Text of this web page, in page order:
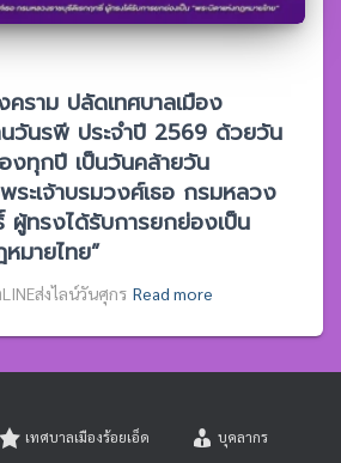
ราม ปลัดเทศบาลเมือง
วันรพี ประจำปี 2569 ด้วยวัน
ทุกปี เป็นวันคล้ายวัน
ะเจ้าบรมวงศ์เธอ กรมหลวง
ผู้ทรงได้รับการยกย่องเป็น
มายไทย”
ส่งไลน์วันศุกร Read more
เทศบาลเมืองร้อยเอ็ด บุคลากร